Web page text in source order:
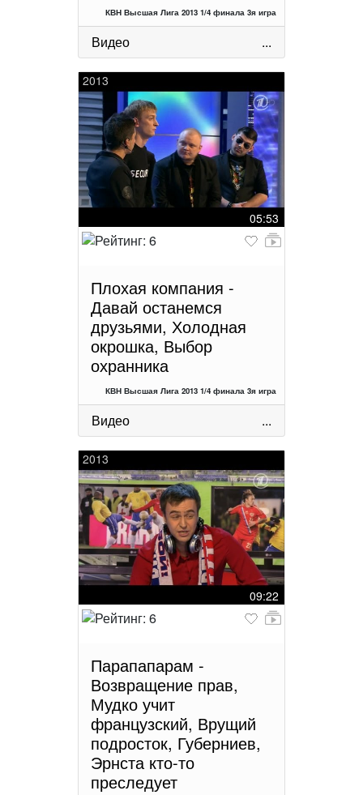
КВН Высшая Лига 2013 1/4 финала 3я игра
Видео ...
2013
05:53
Плохая компания -
Давай останемся
друзьями, Холодная
окрошка, Выбор
охранника
КВН Высшая Лига 2013 1/4 финала 3я игра
Видео ...
2013
09:22
Парапапарам -
Возвращение прав,
Мудко учит
французский, Врущий
подросток, Губерниев,
Эрнста кто-то
преследует